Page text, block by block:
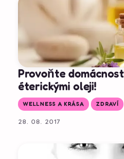
Provoňte
éterickými oleji!
WELLNESS A KRÁSA ZDRAVÍ
28. 08. 2017